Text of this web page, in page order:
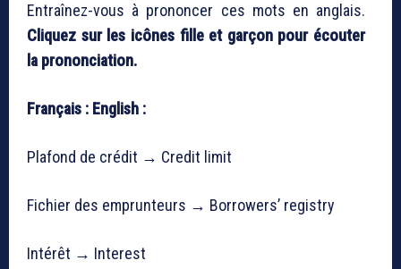
Entraînez-vous à prononcer ces mots en anglais.
Cliquez sur les icônes fille et garçon pour écouter
la prononciation.
Français : English :
Plafond de crédit → Credit limit
Fichier des emprunteurs → Borrowers’ registry
Intérêt → Interest